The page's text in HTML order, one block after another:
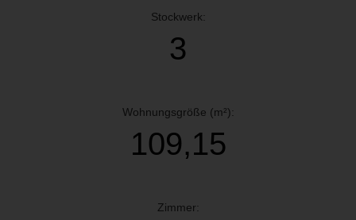
Stockwerk:
3
Wohnungsgröße (m²):
109,15
Zimmer: